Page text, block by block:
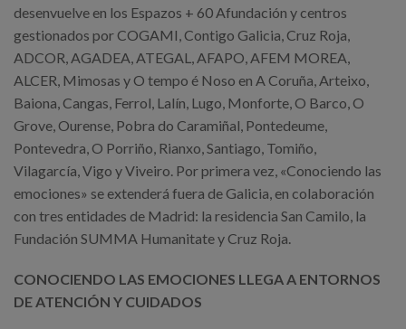
desenvuelve en los Espazos + 60 Afundación y centros
gestionados por COGAMI, Contigo Galicia, Cruz Roja,
ADCOR, AGADEA, ATEGAL, AFAPO, AFEM MOREA,
ALCER, Mimosas y O tempo é Noso en A Coruña, Arteixo,
Baiona, Cangas, Ferrol, Lalín, Lugo, Monforte, O Barco, O
Grove, Ourense, Pobra do Caramiñal, Pontedeume,
Pontevedra, O Porriño, Rianxo, Santiago, Tomiño,
Vilagarcía, Vigo y Viveiro. Por primera vez, «Conociendo las
emociones» se extenderá fuera de Galicia, en colaboración
con tres entidades de Madrid: la residencia San Camilo, la
Fundación SUMMA Humanitate y Cruz Roja.
CONOCIENDO LAS EMOCIONES LLEGA A ENTORNOS
DE ATENCIÓN Y CUIDADOS